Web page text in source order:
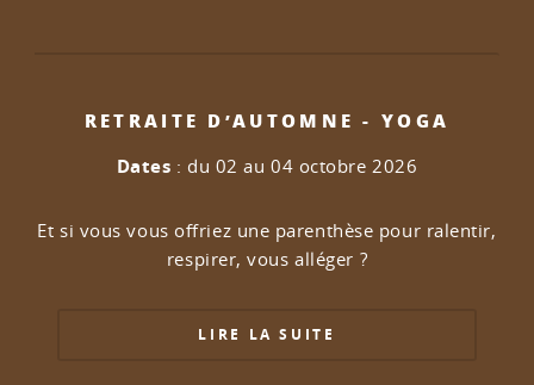
RETRAITE D’AUTOMNE - YOGA
Dates : du 02 au 04 octobre 2026
Et si vous vous offriez une parenthèse pour ralentir,
respirer, vous alléger ?
LIRE LA SUITE